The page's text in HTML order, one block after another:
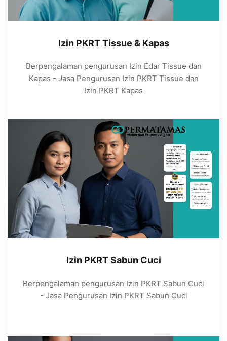
Izin PKRT Tissue & Kapas
Berpengalaman pengurusan Izin Edar Tissue dan
Kapas - Jasa Pengurusan Izin PKRT Tissue dan
Izin PKRT Kapas
Izin PKRT Sabun Cuci
Berpengalaman pengurusan Izin PKRT Sabun Cuci
- Jasa Pengurusan Izin PKRT Sabun Cuci